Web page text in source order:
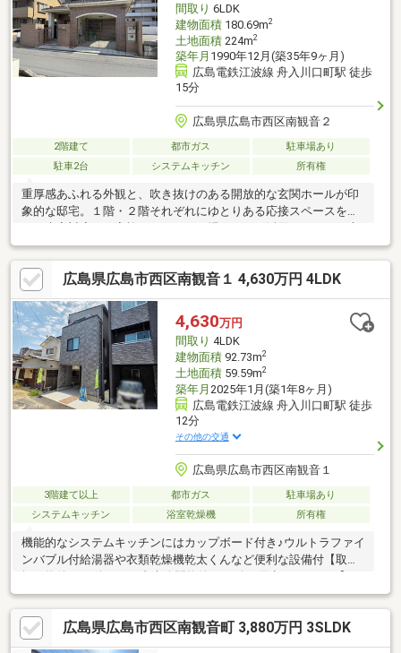
間取り 6LDK
建物面積180.69m2
土地面積224m2
築年月 1990年12月(築35年9ヶ月)
広島電鉄江波線 舟入川口町駅 徒歩
15分
広島県広島市西区南観音２
2階建て 都市ガス
駐車場あり
駐車2台
システムキッチン 所有権
重厚感あふれる外観と、吹き抜けのある開放的な玄関ホールが印
象的な邸宅。１階・２階それぞれにゆとりある応接スペースを備
の間付きの和室や広々としたダイニングなど、空間一つひとつに
余裕を感じる間取り設計。シャッター付きビルトインガレージも
備え、格式と実用性を兼ね備えた住まいです。
広島県広島市西区南観音１ 4,630万円 4LDK
4,630万円
間取り 4LDK
建物面積92.73m2
土地面積59.59m2
築年月 2025年1月(築1年8ヶ月)
広島電鉄江波線 舟入川口町駅 徒歩
12分
その他の交通
広島県広島市西区南観音１
3階建て以上 都市ガス
駐車場あり
システムキッチン
浴室乾燥機 所有権
機能的なシステムキッチンにはカップボード付き♪ウルトラファイ
ンバブル付給湯器や衣類乾燥機乾太くんなど便利な設備付【取り
扱い物件7087件 その内未公開物件3094件ご用意しています】日
東リバティのホームページもぜひご覧ください。
https://www.nitto-f.com/〇広島市立観音小学校まで 徒歩11分〇
広島市立観音中学校まで 徒歩7分〇やわらぎ幼稚園まで 徒歩3
分〇ファミリーマート 南観音一丁目店まで 徒歩3分〇スパーク
広島県広島市西区南観音町 3,880万円 3SLDK